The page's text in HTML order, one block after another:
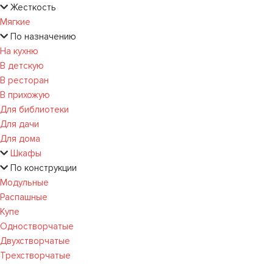
Жесткость
Мягкие
По назначению
На кухню
В детскую
В ресторан
В прихожую
Для библиотеки
Для дачи
Для дома
Шкафы
По конструкции
Модульные
Распашные
Купе
Одностворчатые
Двухстворчатые
Трехстворчатые